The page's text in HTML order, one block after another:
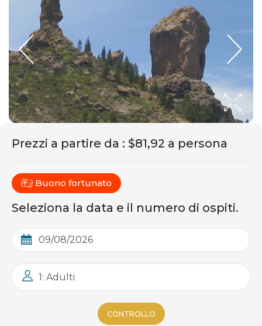
Prezzi a partire da : $81,92 a persona
Buono fortunato
Seleziona la data e il numero di ospiti.
1: Adulti
CONTROLLO